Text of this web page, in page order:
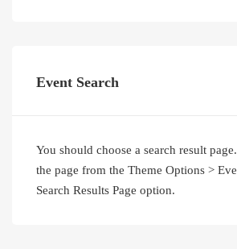
Event Search
You should choose a search result
the page from the Theme Options >
Search Results Page option.